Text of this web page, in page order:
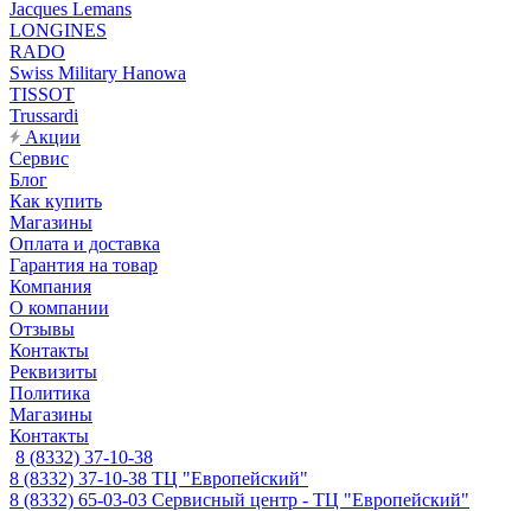
Jacques Lemans
LONGINES
RADO
Swiss Military Hanowa
TISSOT
Trussardi
Акции
Сервис
Блог
Как купить
Магазины
Оплата и доставка
Гарантия на товар
Компания
О компании
Отзывы
Контакты
Реквизиты
Политика
Магазины
Контакты
8 (8332) 37-10-38
8 (8332) 37-10-38 ТЦ "Европейский"
8 (8332) 65-03-03 Сервисный центр - ТЦ "Европейский"